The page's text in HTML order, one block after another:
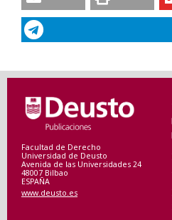
Facultad de Derecho
Universidad de Deusto
Avenida de las Universidades 24
48007 Bilbao
ESPAÑA
www.deusto.es